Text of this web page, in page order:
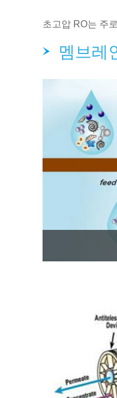
초고압 RO는 주
멤브레
READ_MORE